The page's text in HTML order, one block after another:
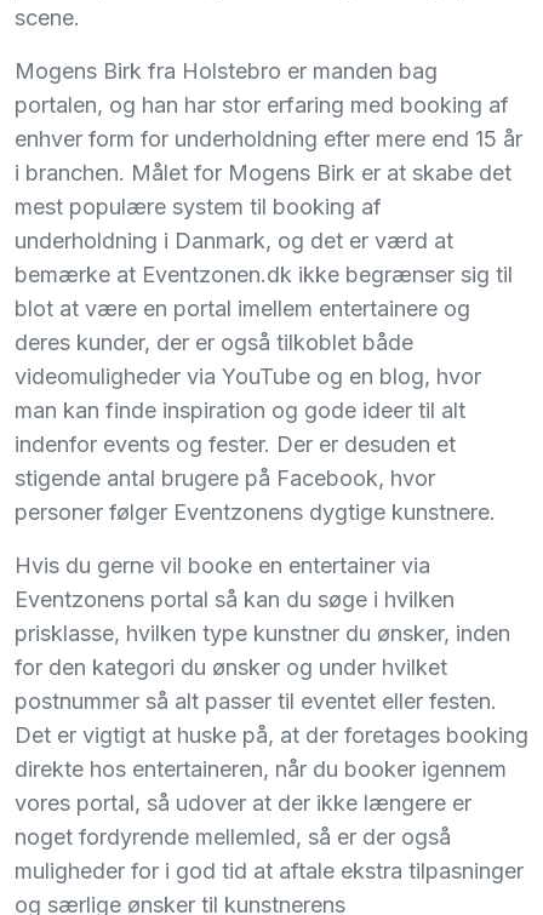
scene.
Mogens Birk fra Holstebro er manden bag
portalen, og han har stor erfaring med booking af
enhver form for underholdning efter mere end 15 år
i branchen. Målet for Mogens Birk er at skabe det
mest populære system til booking af
underholdning i Danmark, og det er værd at
bemærke at Eventzonen.dk ikke begrænser sig til
blot at være en portal imellem entertainere og
deres kunder, der er også tilkoblet både
videomuligheder via YouTube og en blog, hvor
man kan finde inspiration og gode ideer til alt
indenfor events og fester. Der er desuden et
stigende antal brugere på Facebook, hvor
personer følger Eventzonens dygtige kunstnere.
Hvis du gerne vil booke en entertainer via
Eventzonens portal så kan du søge i hvilken
prisklasse, hvilken type kunstner du ønsker, inden
for den kategori du ønsker og under hvilket
postnummer så alt passer til eventet eller festen.
Det er vigtigt at huske på, at der foretages booking
direkte hos entertaineren, når du booker igennem
vores portal, så udover at der ikke længere er
noget fordyrende mellemled, så er der også
muligheder for i god tid at aftale ekstra tilpasninger
og særlige ønsker til kunstnerens